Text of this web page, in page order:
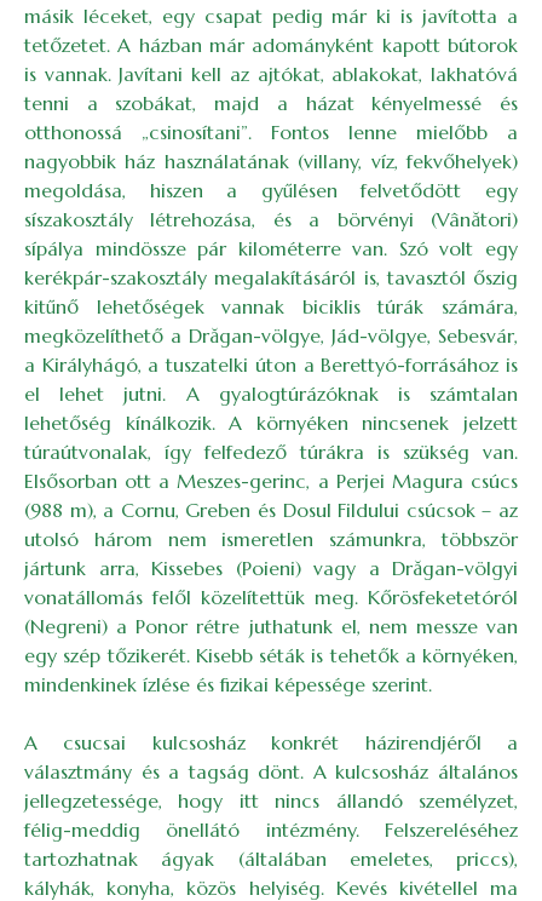
másik léceket, egy csapat pedig már ki is javította a
tetőzetet. A házban már adományként kapott bútorok
is vannak. Javítani kell az ajtókat, ablakokat, lakhatóvá
tenni a szobákat, majd a házat kényelmessé és
otthonossá „csinosítani”. Fontos lenne mielőbb a
nagyobbik ház használatának (villany, víz, fekvőhelyek)
megoldása, hiszen a gyűlésen felvetődött egy
síszakosztály létrehozása, és a börvényi (Vânători)
sípálya mindössze pár kilométerre van. Szó volt egy
kerékpár-szakosztály megalakításáról is, tavasztól őszig
kitűnő lehetőségek vannak biciklis túrák számára,
megközelíthető a Drăgan-völgye, Jád-völgye, Sebesvár,
a Királyhágó, a tuszatelki úton a Berettyó-forrásához is
el lehet jutni. A gyalogtúrázóknak is számtalan
lehetőség kínálkozik. A környéken nincsenek jelzett
túraútvonalak, így felfedező túrákra is szükség van.
Elsősorban ott a Meszes-gerinc, a Perjei Magura csúcs
(988 m), a Cornu, Greben és Dosul Fildului csúcsok – az
utolsó három nem ismeretlen számunkra, többször
jártunk arra, Kissebes (Poieni) vagy a Drăgan-völgyi
vonatállomás felől közelítettük meg. Kőrösfeketetóról
(Negreni) a Ponor rétre juthatunk el, nem messze van
egy szép tőzikerét. Kisebb séták is tehetők a környéken,
mindenkinek ízlése és fizikai képessége szerint.
A csucsai kulcsosház konkrét házirendjéről a
választmány és a tagság dönt. A kulcsosház általános
jellegzetessége, hogy itt nincs állandó személyzet,
félig-meddig önellátó intézmény. Felszereléséhez
tartozhatnak ágyak (általában emeletes, priccs),
kályhák, konyha, közös helyiség. Kevés kivétellel ma